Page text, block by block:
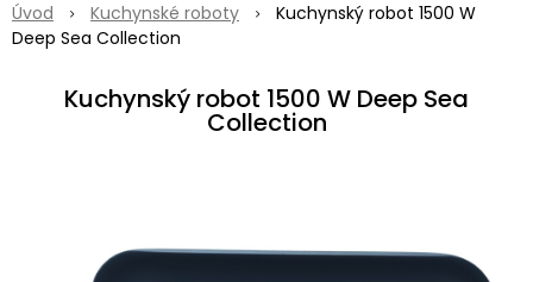
Úvod Kuchynské roboty
Kuchynský robot 1500 W
Deep Sea Collection
Kuchynský robot 1500 W Deep Sea
Collection